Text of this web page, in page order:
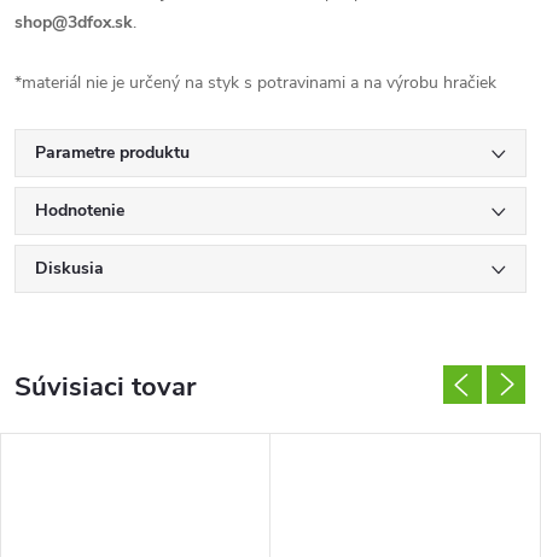
shop@3dfox.sk.
*materiál nie je určený na styk s potravinami a na výrobu hračiek
Parametre produktu
Hodnotenie
Diskusia
Súvisiaci tovar